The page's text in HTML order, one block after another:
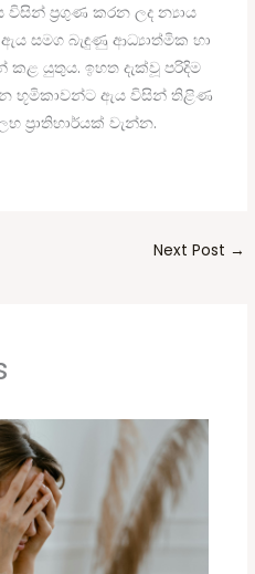
ප්‍රගුණ කරන ලද න්‍යාය
සමග බැඳුණු ආධ්‍යාත්මික හා
යුතුය. ඉහත දැක්වූ පරිදිම
භූමිකාවන්ට ඇය විසින් තිළිණ
ප්‍රාතිහාර්යක් වැන්න.
Next Post →